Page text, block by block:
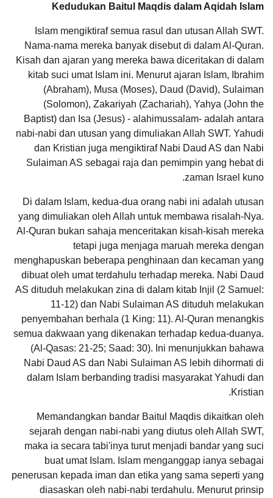
Kedudukan Baitul Maqdis dalam Aqidah Islam
Islam mengiktiraf semua rasul dan utusan Allah SWT.
Nama-nama mereka banyak disebut di dalam Al-Quran.
Kisah dan ajaran yang mereka bawa diceritakan di dalam
kitab suci umat Islam ini. Menurut ajaran Islam, Ibrahim
(Abraham), Musa (Moses), Daud (David), Sulaiman
(Solomon), Zakariyah (Zachariah), Yahya (John the
Baptist) dan Isa (Jesus) - alahimussalam- adalah antara
nabi-nabi dan utusan yang dimuliakan Allah SWT. Yahudi
dan Kristian juga mengiktiraf Nabi Daud AS dan Nabi
Sulaiman AS sebagai raja dan pemimpin yang hebat di
zaman Israel kuno.
Di dalam Islam, kedua-dua orang nabi ini adalah utusan
yang dimuliakan oleh Allah untuk membawa risalah-Nya.
Al-Quran bukan sahaja menceritakan kisah-kisah mereka
tetapi juga menjaga maruah mereka dengan
menghapuskan beberapa penghinaan dan kecaman yang
dibuat oleh umat terdahulu terhadap mereka. Nabi Daud
AS dituduh melakukan zina di dalam kitab Injil (2 Samuel:
11-12) dan Nabi Sulaiman AS dituduh melakukan
penyembahan berhala (1 King: 11). Al-Quran menangkis
semua dakwaan yang dikenakan terhadap kedua-duanya.
(Al-Qasas: 21-25; Saad: 30). Ini menunjukkan bahawa
Nabi Daud AS dan Nabi Sulaiman AS lebih dihormati di
dalam Islam berbanding tradisi masyarakat Yahudi dan
Kristian.
Memandangkan bandar Baitul Maqdis dikaitkan oleh
sejarah dengan nabi-nabi yang diutus oleh Allah SWT,
maka ia secara tabi'inya turut menjadi bandar yang suci
buat umat Islam. Islam menganggap ianya sebagai
penerusan kepada iman dan etika yang sama seperti yang
diasaskan oleh nabi-nabi terdahulu. Menurut prinsip